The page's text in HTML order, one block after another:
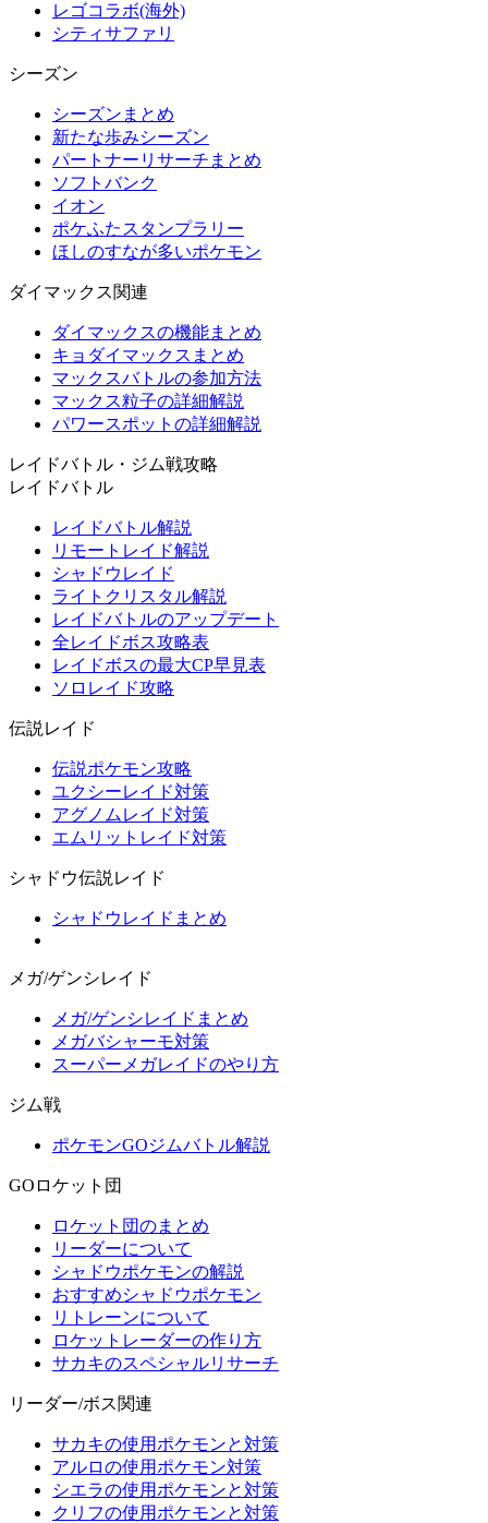
レゴコラボ(海外)
シティサファリ
シーズン
シーズンまとめ
新たな歩みシーズン
パートナーリサーチまとめ
ソフトバンク
イオン
ポケふたスタンプラリー
ほしのすなが多いポケモン
ダイマックス関連
ダイマックスの機能まとめ
キョダイマックスまとめ
マックスバトルの参加方法
マックス粒子の詳細解説
パワースポットの詳細解説
レイドバトル・ジム戦攻略
レイドバトル
レイドバトル解説
リモートレイド解説
シャドウレイド
ライトクリスタル解説
レイドバトルのアップデート
全レイドボス攻略表
レイドボスの最大CP早見表
ソロレイド攻略
伝説レイド
伝説ポケモン攻略
ユクシーレイド対策
アグノムレイド対策
エムリットレイド対策
シャドウ伝説レイド
シャドウレイドまとめ
メガ/ゲンシレイド
メガ/ゲンシレイドまとめ
メガバシャーモ対策
スーパーメガレイドのやり方
ジム戦
ポケモンGOジムバトル解説
GOロケット団
ロケット団のまとめ
リーダーについて
シャドウポケモンの解説
おすすめシャドウポケモン
リトレーンについて
ロケットレーダーの作り方
サカキのスペシャルリサーチ
リーダー/ボス関連
サカキの使用ポケモンと対策
アルロの使用ポケモン対策
シエラの使用ポケモンと対策
クリフの使用ポケモンと対策